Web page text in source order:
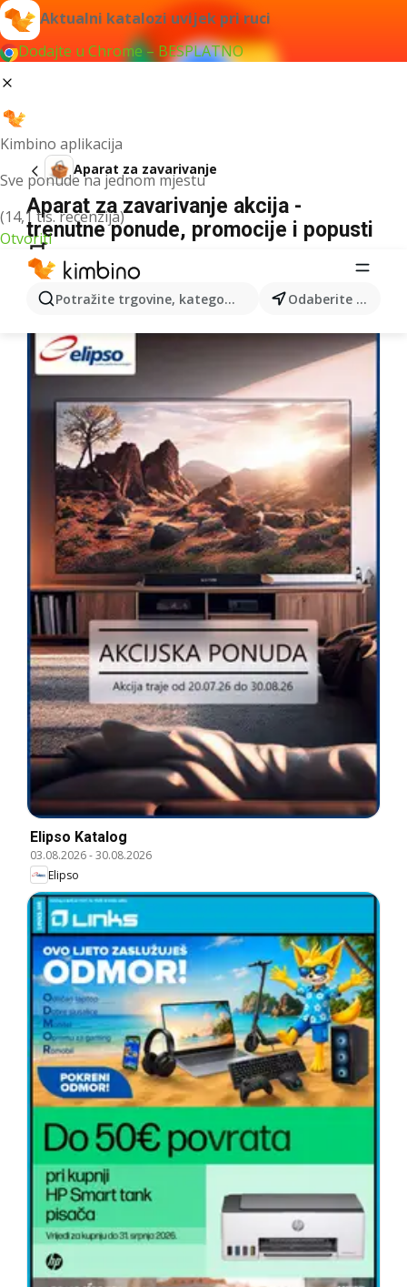
Aktualni katalozi uvijek pri ruci
Dodajte u Chrome – BESPLATNO
Kimbino aplikacija
Sve ponude na jednom mjestu
(14,1 tis. recenzija)
Otvoriti
Potražite trgovine, kategorije, proizvode... Odaberite grad
Aparat za zavarivanje
Aparat za zavarivanje akcija -
trenutne ponude, promocije i popusti
🛒
Nismo pronašli rezultate za taj izraz.
Više kataloga iz kategorije
Elipso Katalog
03.08.2026-30.08.2026
Elipso